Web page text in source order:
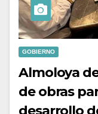
GOBIERNO
Almoloya
de obras
desarrollo